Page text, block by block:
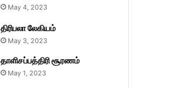
May 4, 2023
திரிபலா லேகியம்
May 3, 2023
தாளிசப்பத்திரி சூரணம்
May 1, 2023